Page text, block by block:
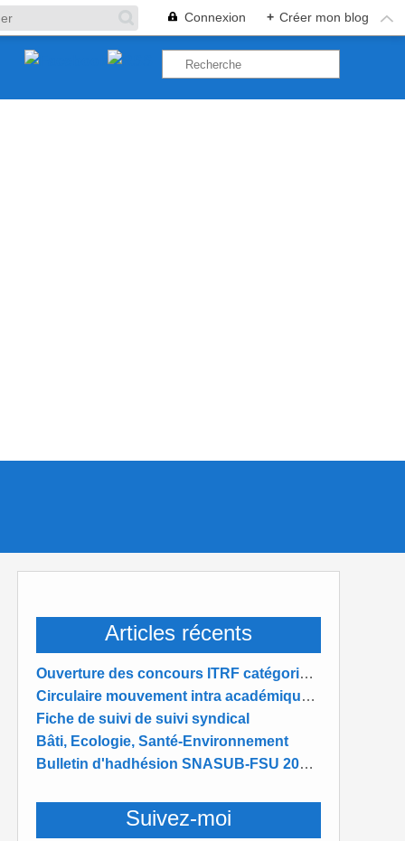
Connexion + Créer mon blog
Articles récents
Ouverture des concours ITRF catégorie B et C académie de REIMS 2026
Circulaire mouvement intra académique 2025-2026
Fiche de suivi de suivi syndical
Bâti, Ecologie, Santé-Environnement
Bulletin d'hadhésion SNASUB-FSU 2025-2026
Suivez-moi